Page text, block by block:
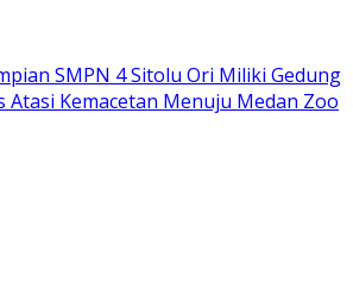
SMPN 4 Sitolu Ori Miliki Gedung
Atasi Kemacetan Menuju Medan Zoo